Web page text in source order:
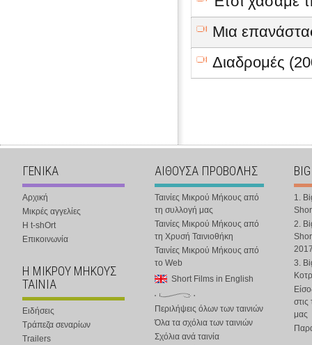
Μια
Διαδρομές
ΓΕΝΙΚΑ
Αρχική
Μικρές αγγελίες
Η t-shOrt
Επικοινωνία
Η ΜΙΚΡΟΥ ΜΗΚΟΥΣ
ΤΑΙΝΙΑ
Ειδήσεις
Τράπεζα σεναρίων
Trailers
ΑΙΘΟΥΣΑ ΠΡΟΒΟΛΗΣ
Ταινίες Μικρού Μήκους από
τη συλλογή μας
Ταινίες Μικρού Μήκους από
τη Χρυσή Ταινιοθήκη
Ταινίες Μικρού Μήκους από
το Web
Short Films in English
Περιλήψεις όλων των ταινιών
Όλα τα σχόλια των ταινιών
Σχόλια ανά ταινία
1.
2.
3.
στις
μας